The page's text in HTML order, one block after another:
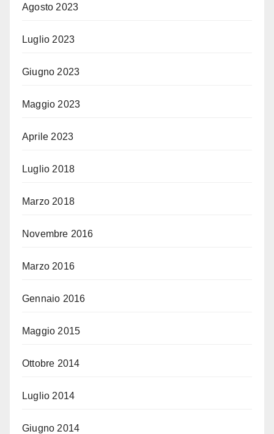
Agosto 2023
Luglio 2023
Giugno 2023
Maggio 2023
Aprile 2023
Luglio 2018
Marzo 2018
Novembre 2016
Marzo 2016
Gennaio 2016
Maggio 2015
Ottobre 2014
Luglio 2014
Giugno 2014